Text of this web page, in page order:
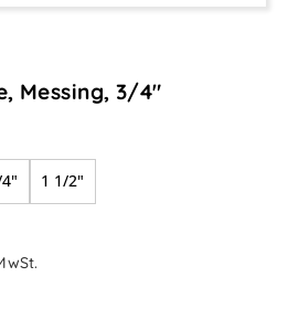
Messing, 3/4"
ist zurzeit nicht verfügbar.)
1 1/2"